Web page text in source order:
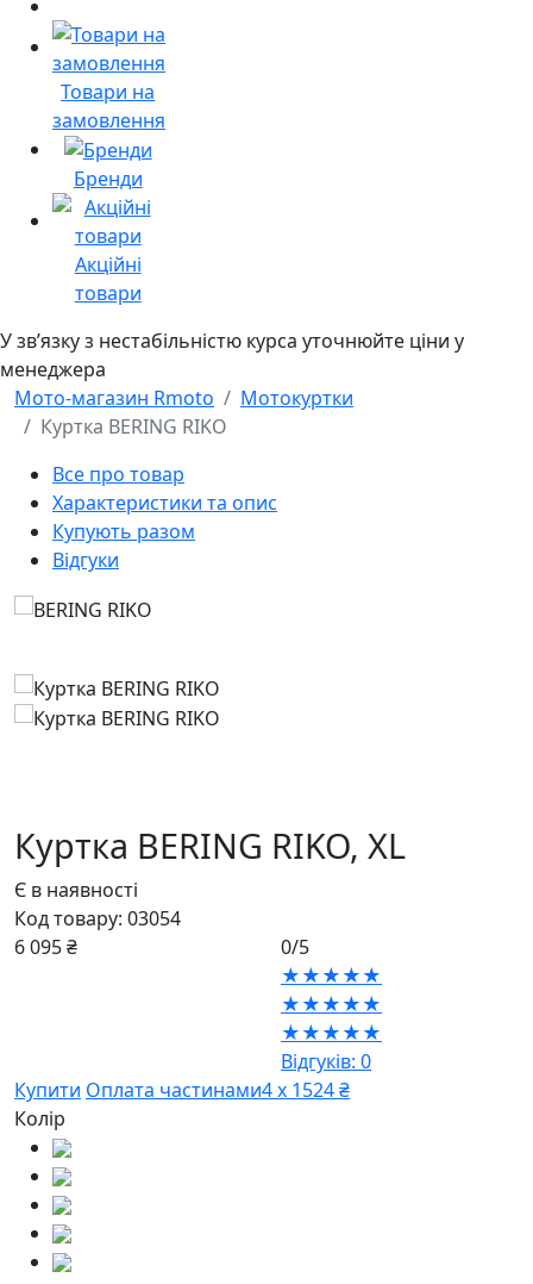
Товари на
замовлення
Бренди
Акційні
товари
У звʼязку з нестабільністю курса уточнюйте ціни у
менеджера
Мото-магазин Rmoto
Мотокуртки
Куртка BERING RIKO
Все про товар
Характеристики та опис
Купують разом
Відгуки
Куртка BERING RIKO, XL
Є в наявності
Код товару: 03054
6 095 ₴
0/5
★★★★★
★★★★★
★★★★★
Відгуків: 0
Купити Оплата частинами4 х 1524 ₴
Колір